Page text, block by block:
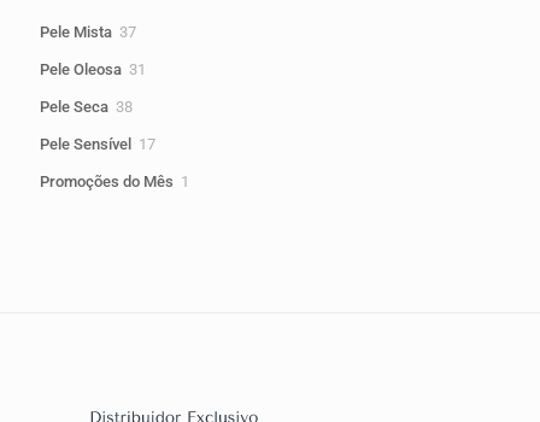
Pele Mista 3737
Pele Oleosa 31
Pele Seca 3838
Pele Sensível
1717
Promoções do Mês 1